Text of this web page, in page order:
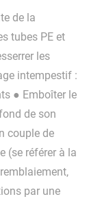
de la
tubes PE et
les
intempestif :
● Emboîter le
de son
couple de
(se référer à la
par une